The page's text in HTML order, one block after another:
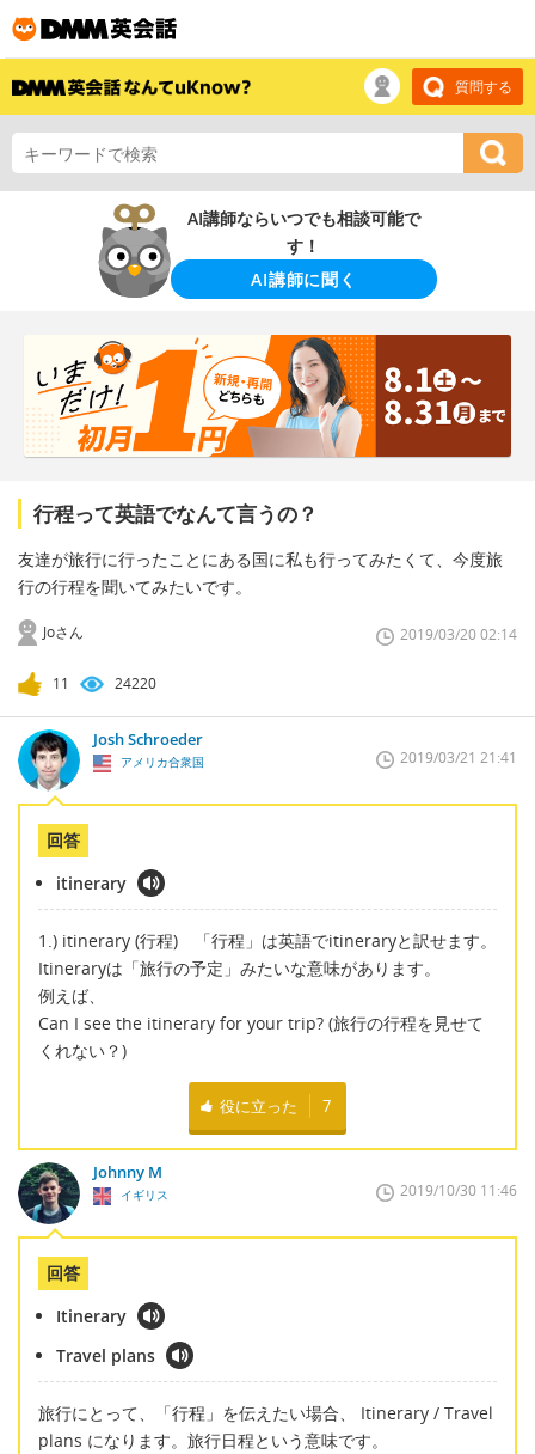
質問する
AI講師ならいつでも相談可能で
す！
AI講師に聞く
行程って英語でなんて言うの？
友達が旅行に行ったことにある国に私も行ってみたくて、今度旅
行の行程を聞いてみたいです。
Joさん 2019/03/20 02:14
11 24220
Josh Schroeder
アメリカ合衆国 2019/03/21 21:41
回答
itinerary
1.) itinerary (行程) 「行程」は英語でitineraryと訳せます。
Itineraryは「旅行の予定」みたいな意味があります。
例えば、
Can I see the itinerary for your trip? (旅行の行程を見せて
くれない？)
役に立った 7
Johnny M
イギリス 2019/10/30 11:46
回答
Itinerary
Travel plans
旅行にとって、「行程」を伝えたい場合、 Itinerary / Travel
plans になります。旅行日程という意味です。